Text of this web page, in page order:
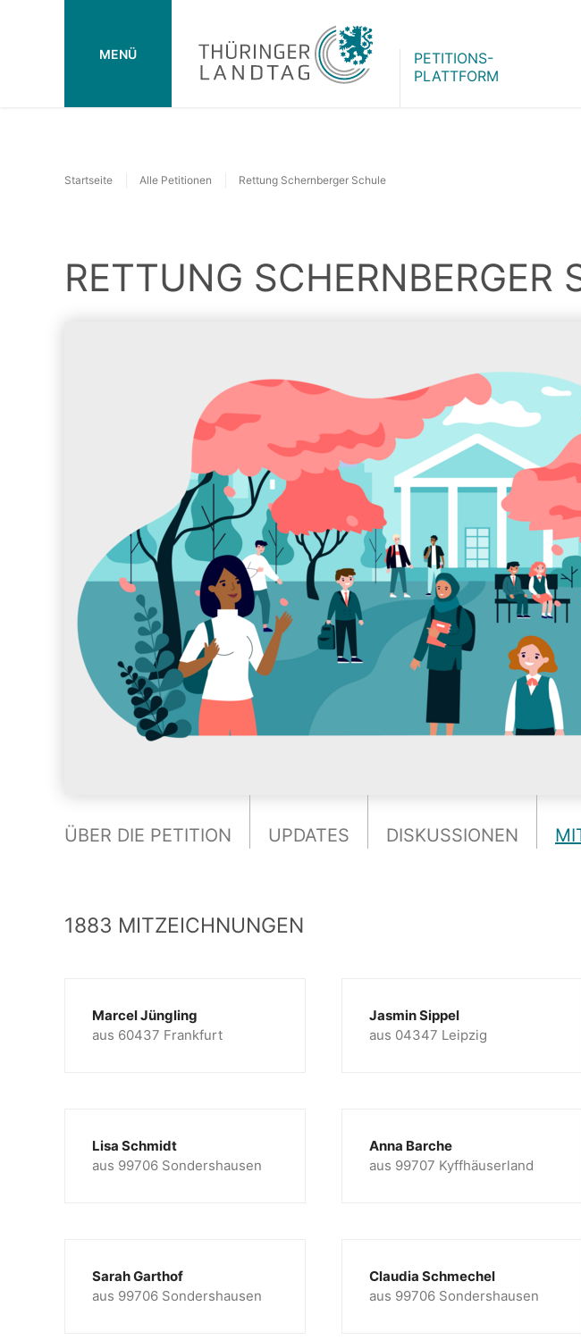
MENÜ
PETITIONS-
PLATTFORM
Startseite Alle Petitionen Rettung Schernberger Schule
RETTUNG SCHERNBERGER
ÜBER DIE PETITION UPDATES DISKUSSIONEN
1883 MITZEICHNUNGEN
Marcel Jüngling
aus 60437 Frankfurt
Jasmin Sippel
aus 04347 Leipzig
Lisa Schmidt
aus 99706 Sondershausen
Anna Barche
aus 99707 Kyffhäuserland
Sarah Garthof
aus 99706 Sondershausen
Claudia Schmechel
aus 99706 Sondershausen